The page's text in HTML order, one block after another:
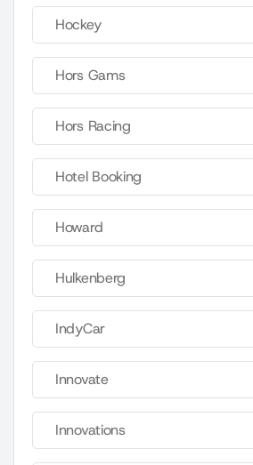
Hockey
Hors Gams
Hors Racing
Hotel Booking
Howard
Hulkenberg
IndyCar
Innovate
Innovations